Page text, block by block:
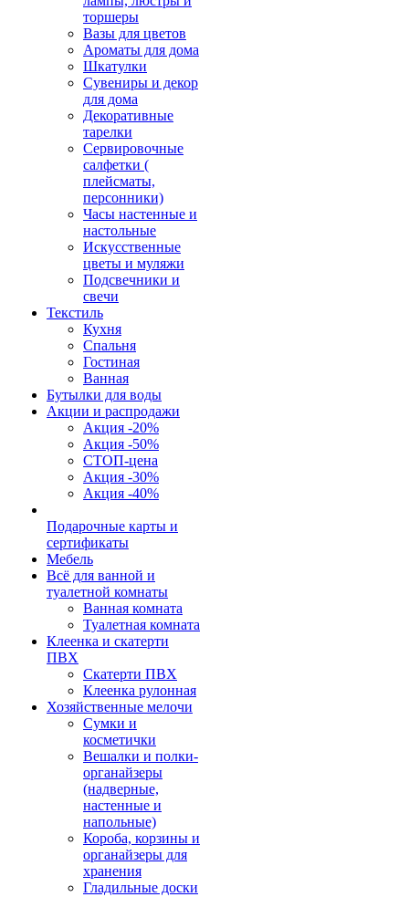
торшеры
Вазы для цветов
Ароматы для дома
Шкатулки
Сувениры и декор
для дома
Декоративные
тарелки
Сервировочные
салфетки (
плейсматы,
персонники)
Часы настенные и
настольные
Искусственные
цветы и муляжи
Подсвечники и
свечи
Текстиль
Кухня
Спальня
Гостиная
Ванная
Бутылки для воды
Акции и распродажи
Акция -20%
Акция -50%
СТОП-цена
Акция -30%
Акция -40%
Подарочные карты и
сертификаты
Мебель
Всё для ванной и
туалетной комнаты
Ванная комната
Туалетная комната
Клеенка и скатерти
ПВХ
Скатерти ПВХ
Клеенка рулонная
Хозяйственные мелочи
Сумки и
косметички
Вешалки и полки-
органайзеры
(надверные,
настенные и
напольные)
Короба, корзины и
органайзеры для
хранения
Гладильные доски